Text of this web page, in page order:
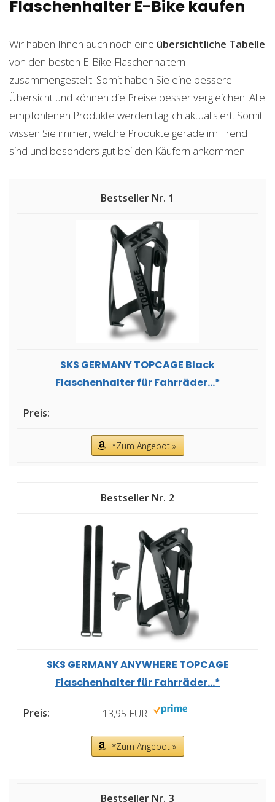
Flaschenhalter E-Bike kaufen
Wir haben Ihnen auch noch eine übersichtliche Tabelle
von den besten E-Bike Flaschenhaltern
zusammengestellt. Somit haben Sie eine bessere
Übersicht und können die Preise besser vergleichen. Alle
empfohlenen Produkte werden täglich aktualisiert. Somit
wissen Sie immer, welche Produkte gerade im Trend
sind und besonders gut bei den Käufern ankommen.
1
SKS GERMANY TOPCAGE Black
Flaschenhalter für Fahrräder...*
*Zum Angebot »
2
SKS GERMANY ANYWHERE TOPCAGE
Flaschenhalter für Fahrräder...*
13,95 EUR
*Zum Angebot »
3